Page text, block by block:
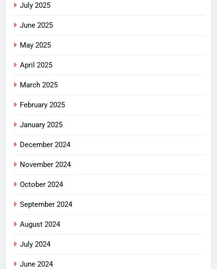
July 2025
June 2025
May 2025
April 2025
March 2025
February 2025
January 2025
December 2024
November 2024
October 2024
September 2024
August 2024
July 2024
June 2024